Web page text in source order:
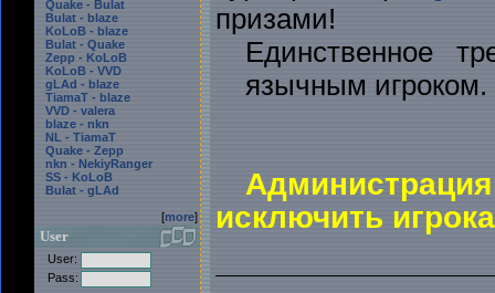
Quake - Bulat
Bulat - blaze
KoLoB - blaze
Bulat - Quake
Zepp - KoLoB
KoLoB - VVD
gLAd - blaze
TiamaT - blaze
VVD - valera
blaze - nkn
NL - TiamaT
Quake - Zepp
nkn - NekiyRanger
SS - KoLoB
Bulat - gLAd
[more]
User
User:
Pass:
призами!
Единственное
язычным игроком.
исключить